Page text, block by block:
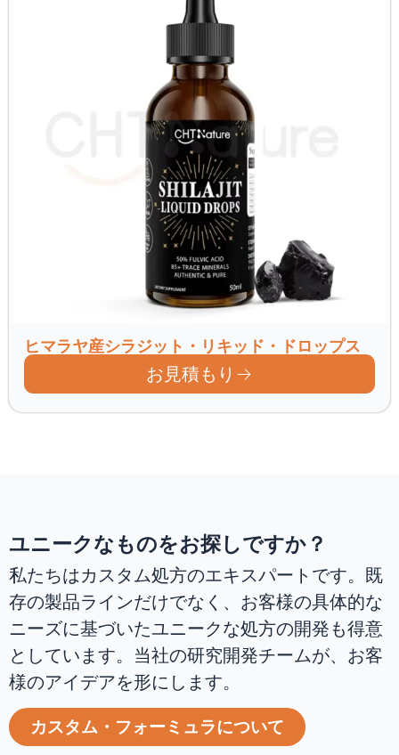
ヒマラヤ産シラジット・リキッド・ドロップス
お見積もり
ユニークなものをお探しですか？
私たちはカスタム処方のエキスパートです。既
存の製品ラインだけでなく、お客様の具体的な
ニーズに基づいたユニークな処方の開発も得意
としています。当社の研究開発チームが、お客
様のアイデアを形にします。
カスタム・フォーミュラについて